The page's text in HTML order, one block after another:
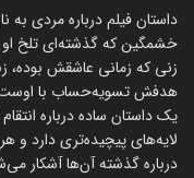
داستان فیلم درباره مردی
خشمگین که گذشته‌ای تلخ او
زنی که زمانی عاشقش بوده،
هدفش تسویه‌حساب با اوست.
یک داستان ساده درباره
لایه‌های پیچیده‌تری دارد و
درباره گذشته آن‌ها آشکار